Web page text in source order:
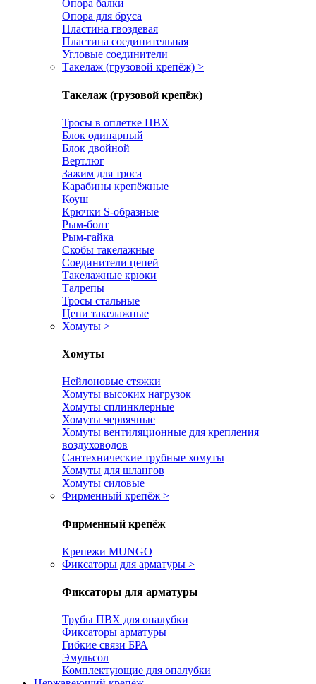
Опора балки
Опора для бруса
Пластина гвоздевая
Пластина соединительная
Угловые соединители
Такелаж (грузовой крепёж) >
Такелаж (грузовой крепёж)
Тросы в оплетке ПВХ
Блок одинарный
Блок двойной
Вертлюг
Зажим для троса
Карабины крепёжные
Коуш
Крючки S-образные
Рым-болт
Рым-гайка
Скобы такелажные
Соединители цепей
Такелажные крюки
Талрепы
Тросы стальные
Цепи такелажные
Хомуты >
Хомуты
Нейлоновые стяжки
Хомуты высоких нагрузок
Хомуты сплинклерные
Хомуты червячные
Хомуты вентиляционные для крепления
воздуховодов
Сантехнические трубные хомуты
Хомуты для шлангов
Хомуты силовые
Фирменный крепёж >
Фирменный крепёж
Крепежи MUNGO
Фиксаторы для арматуры >
Фиксаторы для арматуры
Трубы ПВХ для опалубки
Фиксаторы арматуры
Гибкие связи БРА
Эмульсол
Комплектующие для опалубки